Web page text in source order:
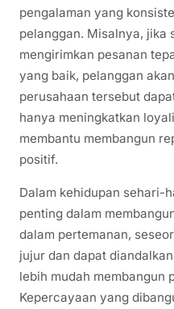
pengalaman yang
pelanggan. Misalnya, jika
mengirimkan pesanan
yang baik, pelanggan
perusahaan tersebut
hanya meningkatkan
membantu membangun
positif.
Dalam kehidupan sehari-
penting dalam
dalam pertemanan,
jujur dan dapat
lebih mudah membangun
Kepercayaan yang